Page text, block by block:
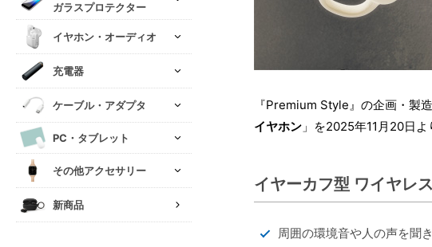
ガラスプロテクター
イヤホン・オーディオ
充電器
ケーブル・アダプタ
PC・タブレット
その他アクセサリー
新商品
『Premium Style』の企画・製
イヤホン 」を2025年11月20日よ
イヤーカフ型 ワイヤレ
周囲の環境音や人の声を聞